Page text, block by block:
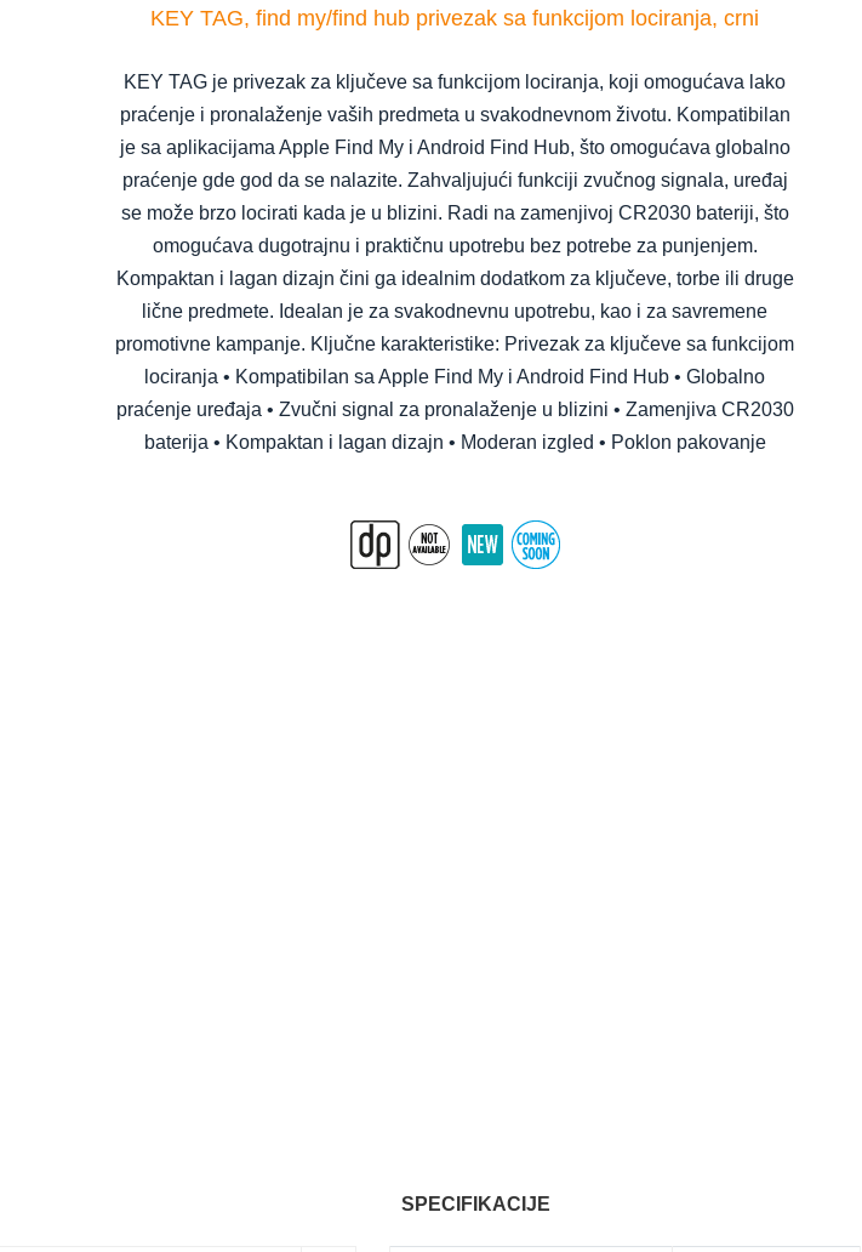
KEY TAG, find my/find hub privezak sa funkcijom lociranja, crni
KEY TAG je privezak za ključeve sa funkcijom lociranja, koji omogućava lako
praćenje i pronalaženje vaših predmeta u svakodnevnom životu. Kompatibilan
je sa aplikacijama Apple Find My i Android Find Hub, što omogućava globalno
praćenje gde god da se nalazite. Zahvaljujući funkciji zvučnog signala, uređaj
se može brzo locirati kada je u blizini. Radi na zamenjivoj CR2030 bateriji, što
omogućava dugotrajnu i praktičnu upotrebu bez potrebe za punjenjem.
Kompaktan i lagan dizajn čini ga idealnim dodatkom za ključeve, torbe ili druge
lične predmete. Idealan je za svakodnevnu upotrebu, kao i za savremene
promotivne kampanje. Ključne karakteristike: Privezak za ključeve sa funkcijom
lociranja • Kompatibilan sa Apple Find My i Android Find Hub • Globalno
praćenje uređaja • Zvučni signal za pronalaženje u blizini • Zamenjiva CR2030
baterija • Kompaktan i lagan dizajn • Moderan izgled • Poklon pakovanje
SPECIFIKACIJE